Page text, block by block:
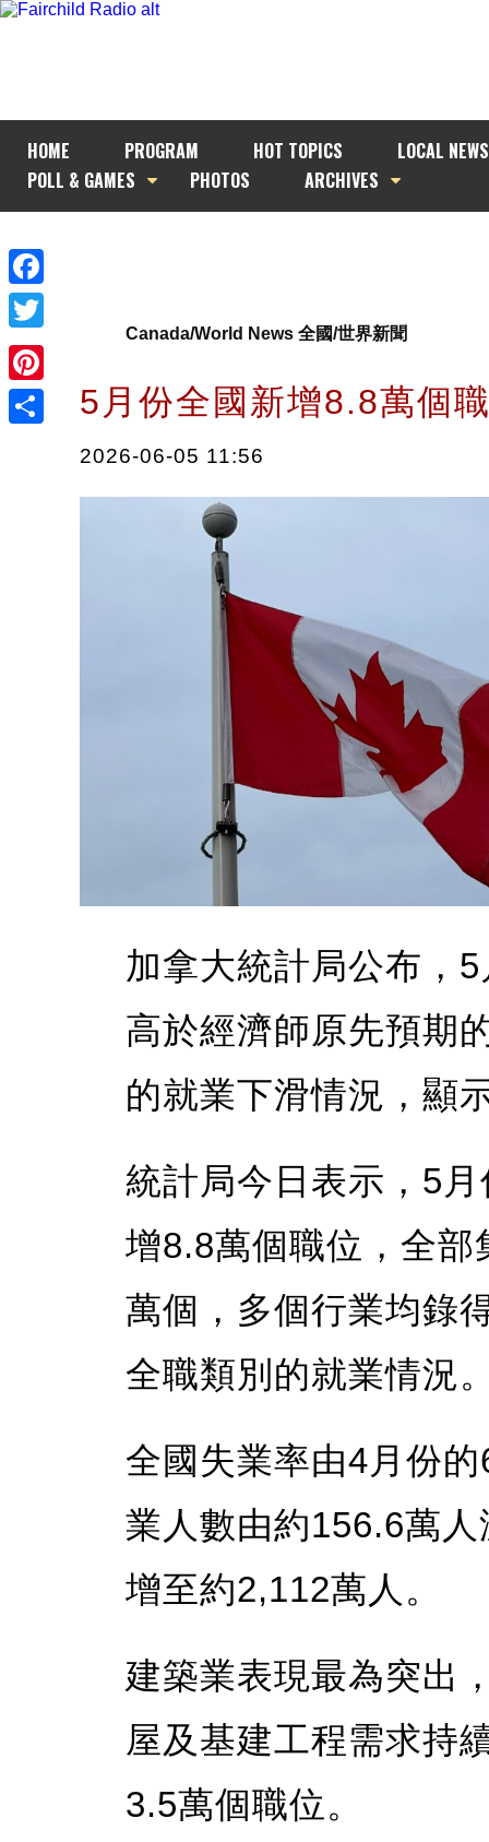
HOME PROGRAM HOT TOPICS
LOCAL NEWS
POLL & GAMES
PHOTOS ARCHIVES
Facebook
Twitter
Pinterest
Canada/World News 全國/世界新聞
5月份全國新增8.8萬個
2026-06-05 11:56
加拿大統計局公布，
高於經濟師原先預期
的就業下滑情況，顯
統計局今日表示，5
增8.8萬個職位，全
萬個，多個行業均錄
全職類別的就業情況
全國失業率由4月份
業人數由約156.6萬
增至約2,112萬人。
建築業表現最為突出
屋及基建工程需求持
3.5萬個職位。